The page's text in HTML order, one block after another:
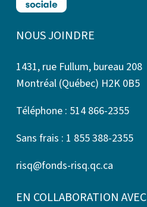
NOUS JOINDRE
1431, rue Fullum, bureau 208
Montréal (Québec) H2K 0B5
Téléphone : 514 866-2355
Sans frais : 1 855 388-2355
risq@fonds-risq.qc.ca
EN COLLABORATION AVEC